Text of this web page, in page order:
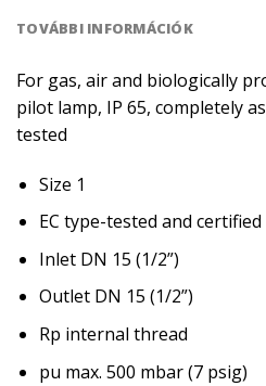
TOVÁBBI INFORMÁCIÓK
For gas, air and biologically
pilot lamp, IP 65, completely
tested
Size 1
EC type-tested and certified
Inlet DN 15 (1/2”)
Outlet DN 15 (1/2”)
Rp internal thread
pu max. 500 mbar (7 psig)